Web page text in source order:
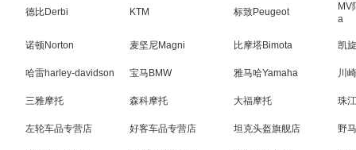
德比Derbi KTM 标致Peugeot
MV
a
诺顿Norton 麦坚尼Magni 比摩塔Bimota 凯
哈雷harley-davidson 宝马BMW 雅马哈Yamaha 川
三雅摩托 森科摩托 大福摩托 珠
左轮车品专营店 好客车品专营店 坦克头盔旗舰店 野